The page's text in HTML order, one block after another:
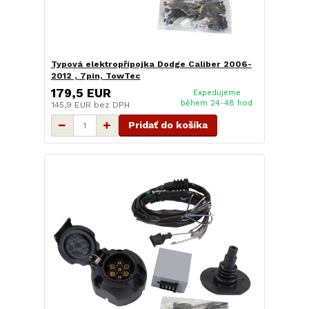
Typová elektropřípojka Dodge Caliber 2006-
2012 , 7pin, TowTec
179,5 EUR
145,9 EUR bez DPH
Expedujeme
během 24-48 hod
Pridať do košíka